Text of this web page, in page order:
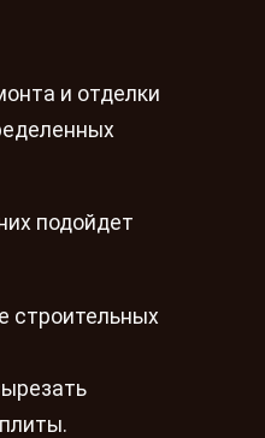
и отделки
подойдет
строительных